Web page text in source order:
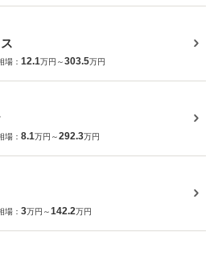
場： 12.1万円～303.5万円
場： 8.1万円～292.3万円
場： 3万円～142.2万円